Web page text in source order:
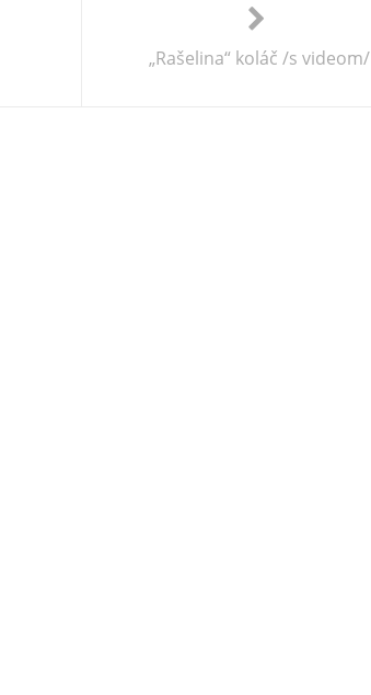
„Rašelina“ koláč /s videom/